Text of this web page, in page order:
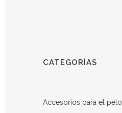
CATEGORÍAS
Accesorios para el pelo